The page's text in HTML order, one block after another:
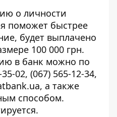
о личности
поможет быстрее
будет выплачено
100 000 грн.
в банк можно по
02, (067) 565-12-34,
а также
способом.